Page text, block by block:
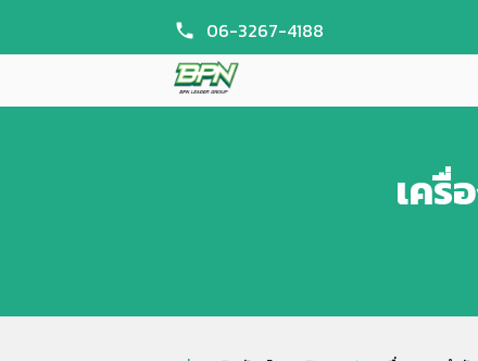
phone 06-3267-4188
เครื่